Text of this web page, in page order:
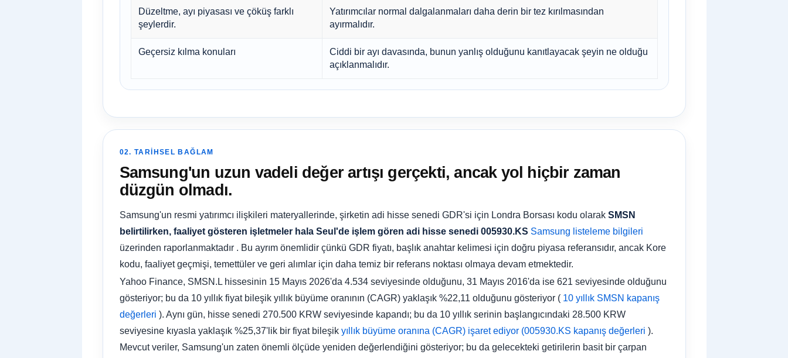
Düzeltme, ayı piyasası ve çöküş farklı
şeylerdir.
Yatırımcılar normal dalgalanmaları daha derin bir tez kırılmasından
ayırmalıdır.
Geçersiz kılma konuları
Ciddi bir ayı davasında, bunun yanlış olduğunu kanıtlayacak şeyin ne olduğu
açıklanmalıdır.
02. TARIHSEL BAĞLAM
Samsung'un uzun vadeli değer artışı gerçekti, ancak yol hiçbir zaman
düzgün olmadı.
Samsung'un resmi yatırımcı ilişkileri materyallerinde, şirketin adi hisse senedi GDR'si için Londra Borsası kodu olarak SMSN
belirtilirken, faaliyet gösteren işletmeler hala Seul'de işlem gören adi hisse senedi 005930.KS Samsung listeleme bilgileri
üzerinden raporlanmaktadır . Bu ayrım önemlidir çünkü GDR fiyatı, başlık anahtar kelimesi için doğru piyasa referansıdır, ancak Kore
kodu, faaliyet geçmişi, temettüler ve geri alımlar için daha temiz bir referans noktası olmaya devam etmektedir.
Yahoo Finance, SMSN.L hissesinin 15 Mayıs 2026'da 4.534 seviyesinde olduğunu, 31 Mayıs 2016'da ise 621 seviyesinde olduğunu
gösteriyor; bu da 10 yıllık fiyat bileşik yıllık büyüme oranının (CAGR) yaklaşık %22,11 olduğunu gösteriyor ( 10 yıllık SMSN kapanış
değerleri ). Aynı gün, hisse senedi 270.500 KRW seviyesinde kapandı; bu da 10 yıllık serinin başlangıcındaki 28.500 KRW
seviyesine kıyasla yaklaşık %25,37'lik bir fiyat bileşik yıllık büyüme oranına (CAGR) işaret ediyor (005930.KS kapanış değerleri ).
Mevcut veriler, Samsung'un zaten önemli ölçüde yeniden değerlendiğini gösteriyor; bu da gelecekteki getirilerin basit bir çarpan